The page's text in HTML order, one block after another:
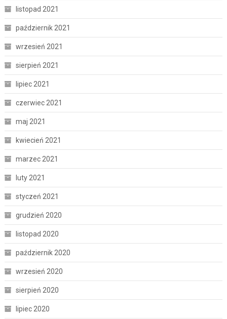
listopad 2021
październik 2021
wrzesień 2021
sierpień 2021
lipiec 2021
czerwiec 2021
maj 2021
kwiecień 2021
marzec 2021
luty 2021
styczeń 2021
grudzień 2020
listopad 2020
październik 2020
wrzesień 2020
sierpień 2020
lipiec 2020